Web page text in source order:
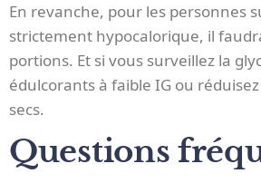
En revanche, pour les personnes
strictement hypocalorique, il
portions. Et si vous surveillez la
édulcorants à faible IG ou
secs.
Questions